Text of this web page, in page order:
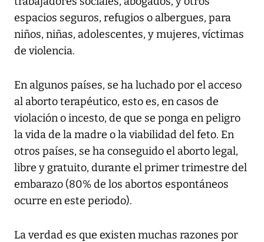
espacios seguros, refugios o albergues, para
niños, niñas, adolescentes, y mujeres, víctimas
de violencia.
En algunos países, se ha luchado por el acceso
al aborto terapéutico, esto es, en casos de
violación o incesto, de que se ponga en peligro
la vida de la madre o la viabilidad del feto. En
otros países, se ha conseguido el aborto legal,
libre y gratuito, durante el primer trimestre del
embarazo (80% de los abortos espontáneos
ocurre en este periodo).
La verdad es que existen muchas razones por